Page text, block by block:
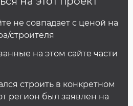
не совпадает с ценой на
строителя
на этом сайте части
строить в конкретном
регион был заявлен на